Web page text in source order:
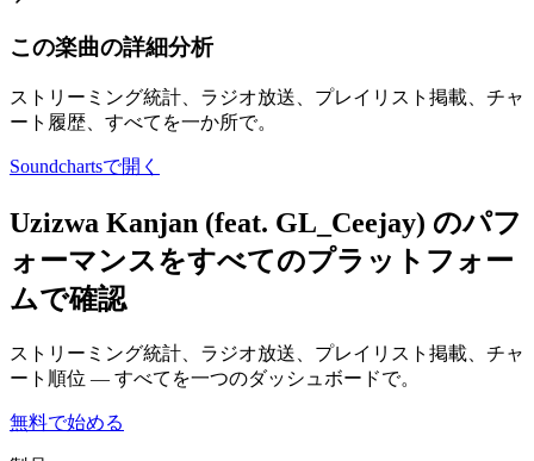
この楽曲の詳細分析
ストリーミング統計、ラジオ放送、プレイリスト掲載、チャ
ート履歴、すべてを一か所で。
Soundchartsで開く
Uzizwa Kanjan (feat. GL_Ceejay) のパフ
ォーマンスをすべてのプラットフォー
ムで確認
ストリーミング統計、ラジオ放送、プレイリスト掲載、チャ
ート順位 — すべてを一つのダッシュボードで。
無料で始める